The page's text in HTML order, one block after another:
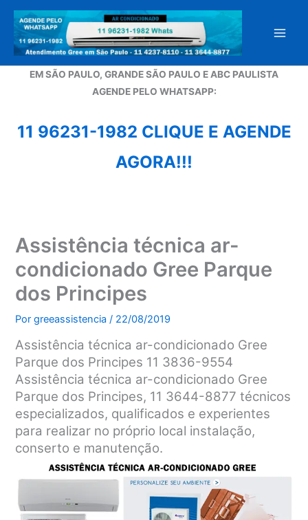
para
conteúdo
EM SÃO PAULO, GRANDE SÃO PAULO E ABC PAULISTA
AGENDE PELO WHATSAPP:
11 96231-1982 CLIQUE E AGENDE
AGORA!!!
Assistência técnica ar-
condicionado Gree Parque
dos Principes
Porgreeassistencia/ 22/08/2019
Assistência técnica ar-condicionado Gree
Parque dos Principes 11 3836-9554
Assistência técnica ar-condicionado Gree
Parque dos Principes, 11 3644-8877 técnicos
especializados, qualificados e experientes
para realizar no próprio local instalação,
conserto e manutenção.